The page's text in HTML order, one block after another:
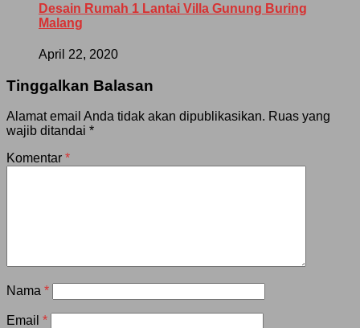
Desain Rumah 1 Lantai Villa Gunung Buring
Malang
April 22, 2020
Tinggalkan Balasan
Alamat email Anda tidak akan dipublikasikan. Ruas yang
wajib ditandai *
Komentar *
Nama *
Email *